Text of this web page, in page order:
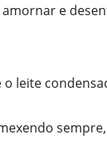
e
leite